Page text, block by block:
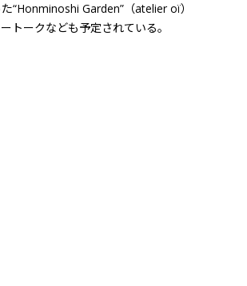
“Honminoshi Garden”（atelier oï）
トークなども予定されている。